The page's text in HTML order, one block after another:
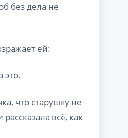
без дела не
ей:
это.
что старушку не
всё, как